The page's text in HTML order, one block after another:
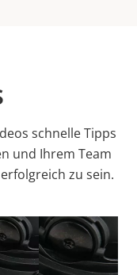
schnelle Tipps
und Ihrem Team
zu sein.